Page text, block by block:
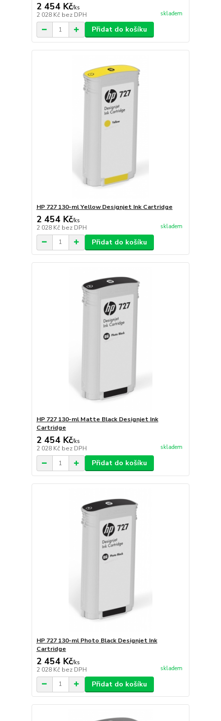
2 454 Kč/ks
2 028 Kč bez DPH skladem
Přidat do košíku
HP 727 130-ml Yellow Designjet Ink Cartridge
2 454 Kč/ks
2 028 Kč bez DPH skladem
Přidat do košíku
HP 727 130-ml Matte Black Designjet Ink
Cartridge
2 454 Kč/ks
2 028 Kč bez DPH skladem
Přidat do košíku
HP 727 130-ml Photo Black Designjet Ink
Cartridge
2 454 Kč/ks
2 028 Kč bez DPH skladem
Přidat do košíku